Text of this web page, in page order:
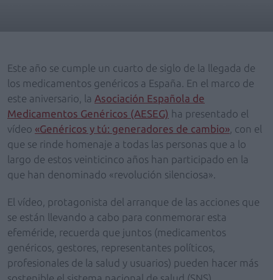
Este año se cumple un cuarto de siglo de la llegada de
los medicamentos genéricos a España. En el marco de
este aniversario, la Asociación Española de
Medicamentos Genéricos (AESEG) ha presentado el
vídeo «Genéricos y tú: generadores de cambio» , con el
que se rinde homenaje a todas las personas que a lo
largo de estos veinticinco años han participado en la
que han denominado «revolución silenciosa».
El vídeo, protagonista del arranque de las acciones que
se están llevando a cabo para conmemorar esta
efeméride, recuerda que juntos (medicamentos
genéricos, gestores, representantes políticos,
profesionales de la salud y usuarios) pueden hacer más